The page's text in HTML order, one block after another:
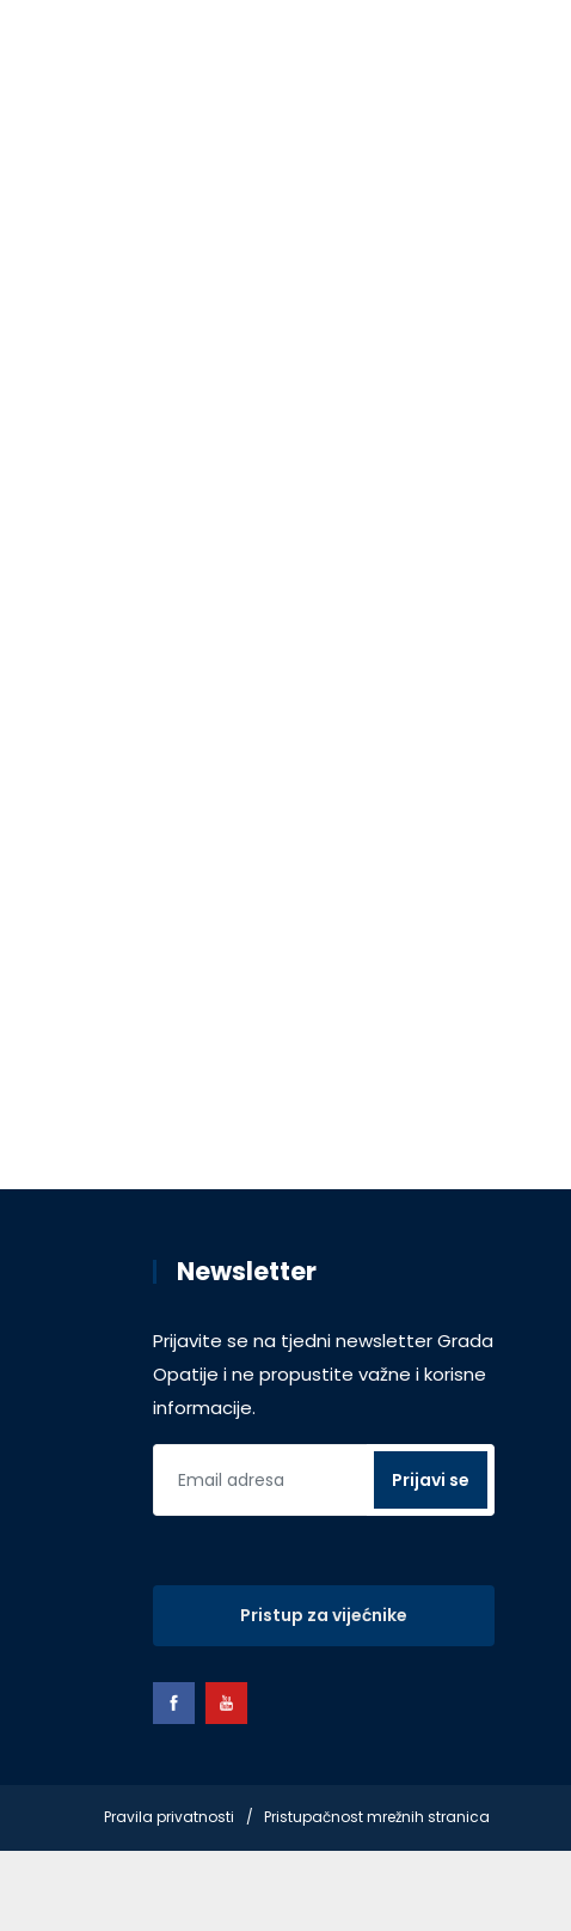
Newsletter
Prijavite se na tjedni newsletter Grada
Opatije i ne propustite važne i korisne
informacije.
Pristup za vijećnike
Pravila privatnosti Pristupačnost mrežnih stranica